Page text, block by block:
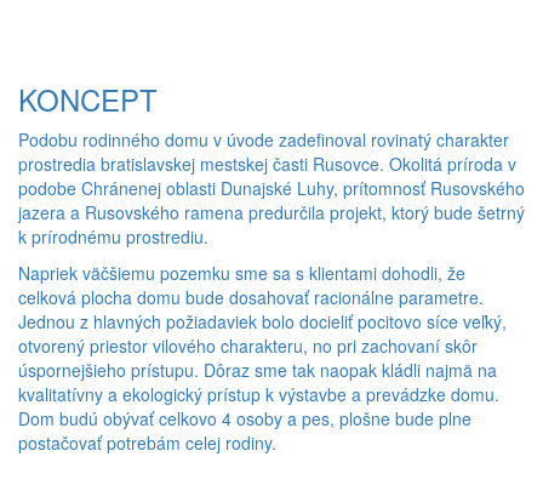
KONCEPT
Podobu rodinného domu v úvode zadefinoval rovinatý charakter
prostredia bratislavskej mestskej časti Rusovce. Okolitá príroda v
podobe Chránenej oblasti Dunajské Luhy, prítomnosť Rusovského
jazera a Rusovského ramena predurčila projekt, ktorý bude šetrný
k prírodnému prostrediu.
Napriek väčšiemu pozemku sme sa s klientami dohodli, že
celková plocha domu bude dosahovať racionálne parametre.
Jednou z hlavných požiadaviek bolo docieliť pocitovo síce veľký,
otvorený priestor vilového charakteru, no pri zachovaní skôr
úspornejšieho prístupu. Dôraz sme tak naopak kládli najmä na
kvalitatívny a ekologický prístup k výstavbe a prevádzke domu.
Dom budú obývať celkovo 4 osoby a pes, plošne bude plne
postačovať potrebám celej rodiny.